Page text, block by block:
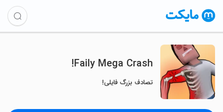
Faily Mega Crash!
تصادف بزرگ فایلی!